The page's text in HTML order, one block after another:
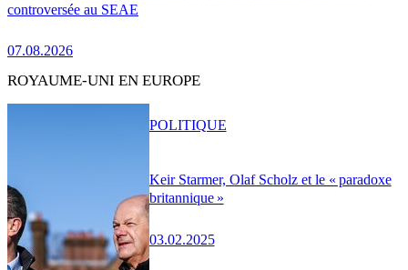
controversée au SEAE
07.08.2026
ROYAUME-UNI EN EUROPE
Keir Starmer, Olaf Scholz et le « paradoxe
britannique »
03.02.2025
POLITIQUE